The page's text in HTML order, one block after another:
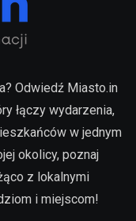
Odwiedź Miasto.in
łączy wydarzenia,
w jednym
okolicy, poznaj
z lokalnymi
i miejscom!